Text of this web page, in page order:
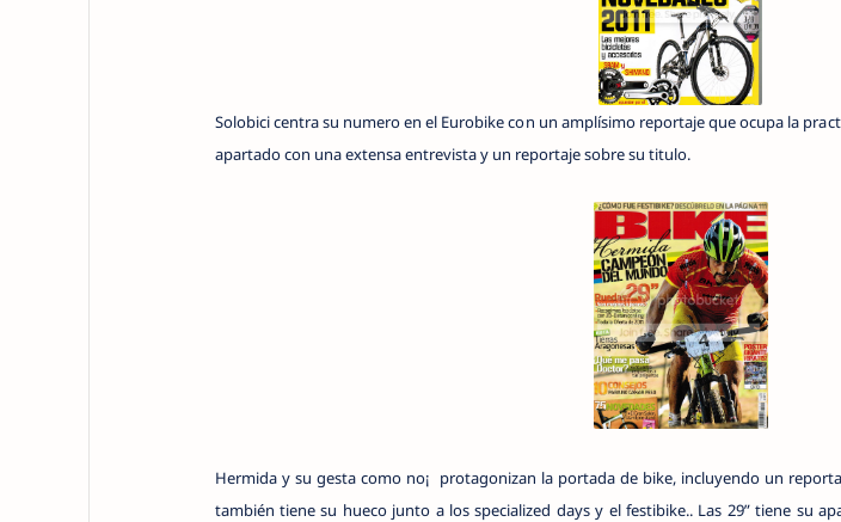
Solobici centra su numero en el Eurobike con un amplísimo reportaje que ocupa la
apartado con una extensa entrevista y un reportaje sobre su titulo.
Hermida y su gesta como no¡ protagonizan la portada de bike, incluyendo un
también tiene su hueco junto a los specialized days y el festibike.. Las 29” tiene su